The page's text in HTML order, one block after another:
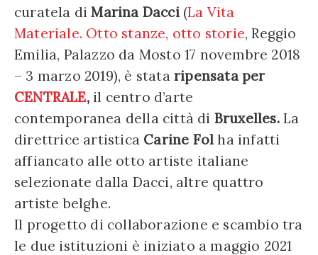
curatela diMarina Dacci(La Vita
Materiale. Otto stanze, otto storie, Reggio
Emilia, Palazzo da Mosto 17 novembre 2018
– 3 marzo 2019), è stata ripensata per
CENTRALE, il centro d’arte
contemporanea della città di Bruxelles.La
direttrice artistica Carine Folha infatti
affiancato alle otto artiste italiane
selezionate dalla Dacci, altre quattro
artiste belghe.
Il progetto di collaborazione e scambio tra
le due istituzioni è iniziato a maggio 2021